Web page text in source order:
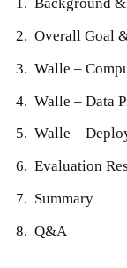
Overall Goal
Walle –
Walle – Data
Walle –
Evaluation
Summary
Q&A